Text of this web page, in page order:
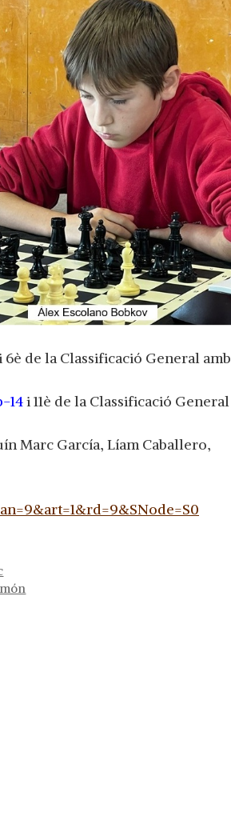
6è de la Classificació General amb
14i 11è de la Classificació General
Marc García, Líam Caballero,